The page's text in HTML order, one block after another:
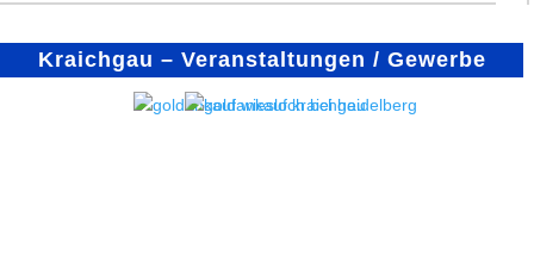
Kraichgau – Veranstaltungen / Gewerbe